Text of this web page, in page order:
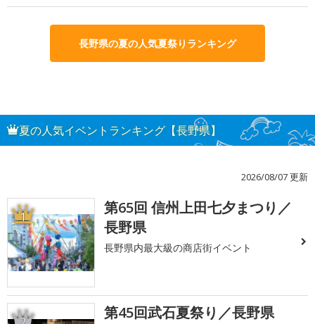
長野県の夏の人気夏祭りランキング
夏の人気イベントランキング【長野県】
2026/08/07 更新
1
第65回 信州上田七夕まつり／
長野県
長野県内最大級の商店街イベント
第45回武石夏祭り／長野県